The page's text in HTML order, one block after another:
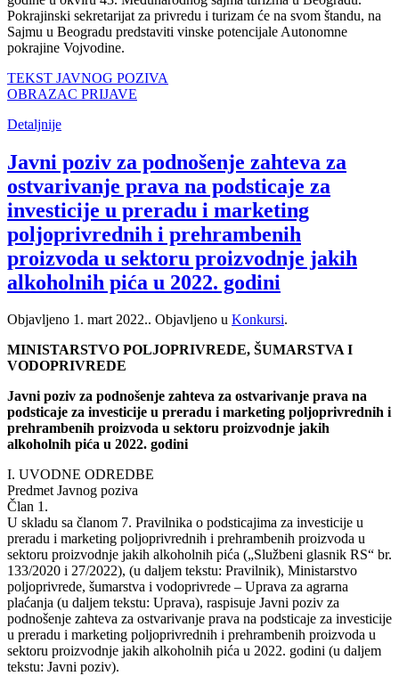
Pokrajinski sekretarijat za privredu i turizam će na svom štandu, na
Sajmu u Beogradu predstaviti vinske potencijale Autonomne
pokrajine Vojvodine.
TEKST JAVNOG POZIVA
OBRAZAC PRIJAVE
Detaljnije
Јavni poziv za podnošenje zahteva za
ostvarivanje prava na podsticaje za
investicije u preradu i marketing
poljoprivrednih i prehrambenih
proizvoda u sektoru proizvodnje jakih
alkoholnih pića u 2022. godini
Objavljeno 1. mart 2022.. Objavljeno u Konkursi.
MINISTARSTVO POLJOPRIVREDE, ŠUMARSTVA I
VODOPRIVREDE
Јavni poziv za podnošenje zahteva za ostvarivanje prava na
podsticaje za investicije u preradu i marketing poljoprivrednih i
prehrambenih proizvoda u sektoru proizvodnje jakih
alkoholnih pića u 2022. godini
I. UVODNE ODREDBE
Predmet Javnog poziva
Član 1.
U skladu sa članom 7. Pravilnika o podsticajima za investicije u
preradu i marketing poljoprivrednih i prehrambenih proizvoda u
sektoru proizvodnje jakih alkoholnih pića („Službeni glasnik RS“ br.
133/2020 i 27/2022), (u daljem tekstu: Pravilnik), Ministarstvo
poljoprivrede, šumarstva i vodoprivrede – Uprava za agrarna
plaćanja (u daljem tekstu: Uprava), raspisuje Javni poziv za
podnošenje zahteva za ostvarivanje prava na podsticaje za investicije
u preradu i marketing poljoprivrednih i prehrambenih proizvoda u
sektoru proizvodnje jakih alkoholnih pića u 2022. godini (u daljem
tekstu: Javni poziv).